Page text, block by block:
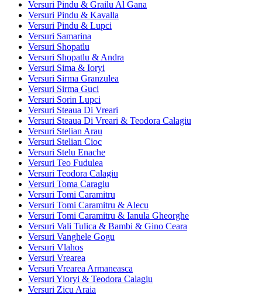
Versuri Pindu & Grailu Al Gana
Versuri Pindu & Kavalla
Versuri Pindu & Lupci
Versuri Samarina
Versuri Shopatlu
Versuri Shopatlu & Andra
Versuri Sima & Ioryi
Versuri Sirma Granzulea
Versuri Sirma Guci
Versuri Sorin Lupci
Versuri Steaua Di Vreari
Versuri Steaua Di Vreari & Teodora Calagiu
Versuri Stelian Arau
Versuri Stelian Cioc
Versuri Stelu Enache
Versuri Teo Fudulea
Versuri Teodora Calagiu
Versuri Toma Caragiu
Versuri Tomi Caramitru
Versuri Tomi Caramitru & Alecu
Versuri Tomi Caramitru & Ianula Gheorghe
Versuri Vali Tulica & Bambi & Gino Ceara
Versuri Vanghele Gogu
Versuri Vlahos
Versuri Vrearea
Versuri Vrearea Armaneasca
Versuri Yioryi & Teodora Calagiu
Versuri Zicu Araia